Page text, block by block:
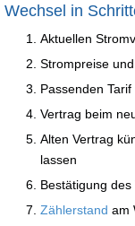
Wechsel in
Aktuellen
Strompreise
Passenden
Vertrag beim
Alten Vertrag
lassen
Bestätigung
Zählerstand am